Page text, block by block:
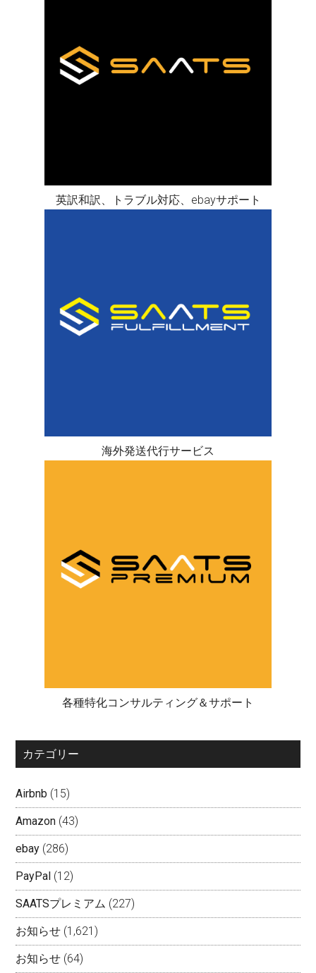
英訳和訳、トラブル対応、ebayサポート
海外発送代行サービス
各種特化コンサルティング＆サポート
カテゴリー
Airbnb (15)
Amazon (43)
ebay (286)
PayPal (12)
SAATSプレミアム (227)
お知らせ (1,621)
お知らせ (64)